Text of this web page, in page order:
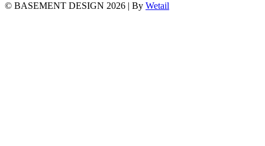
© BASEMENT DESIGN 2026 | By Wetail